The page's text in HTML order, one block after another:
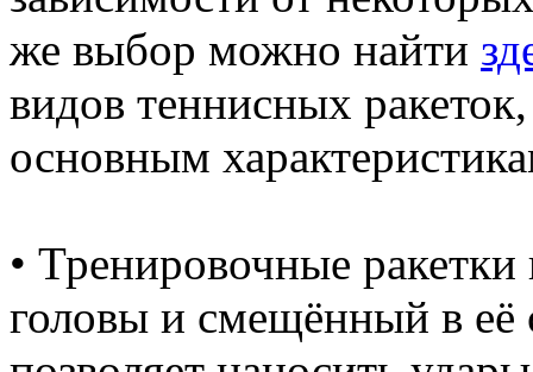
же выбор можно найти
видов теннисных
основным
• Тренировочные
головы и смещённый в её